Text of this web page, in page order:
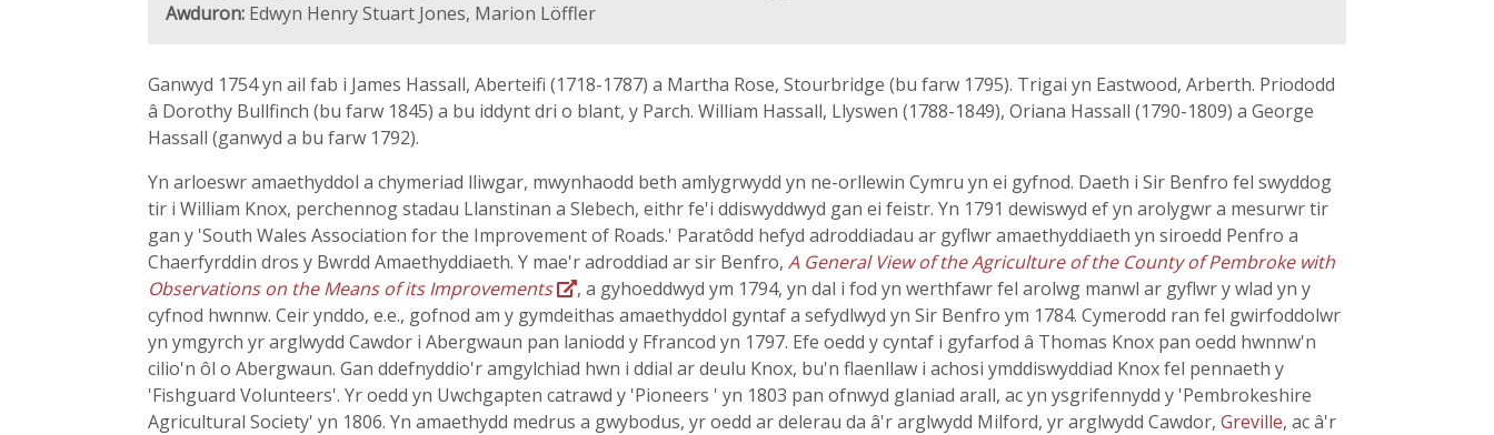
Awduron: Edwyn Henry Stuart Jones, Marion Löffler
Ganwyd 1754 yn ail fab i James Hassall, Aberteifi (1718-1787) a Martha Rose, Stourbridge (bu farw 1795). Trigai yn Eastwood, Arberth. Priododd
â Dorothy Bullfinch (bu farw 1845) a bu iddynt dri o blant, y Parch. William Hassall, Llyswen (1788-1849), Oriana Hassall (1790-1809) a George
Hassall (ganwyd a bu farw 1792).
Yn arloeswr amaethyddol a chymeriad lliwgar, mwynhaodd beth amlygrwydd yn ne-orllewin Cymru yn ei gyfnod. Daeth i Sir Benfro fel swyddog
tir i William Knox, perchennog stadau Llanstinan a Slebech, eithr fe'i ddiswyddwyd gan ei feistr. Yn 1791 dewiswyd ef yn arolygwr a mesurwr tir
gan y 'South Wales Association for the Improvement of Roads.' Paratôdd hefyd adroddiadau ar gyflwr amaethyddiaeth yn siroedd Penfro a
Chaerfyrddin dros y Bwrdd Amaethyddiaeth. Y mae'r adroddiad ar sir Benfro, A General View of the Agriculture of the County of Pembroke with
Observations on the Means of its Improvements
, a gyhoeddwyd ym 1794, yn dal i fod yn werthfawr fel arolwg manwl ar gyflwr y wlad yn y
cyfnod hwnnw. Ceir ynddo, e.e., gofnod am y gymdeithas amaethyddol gyntaf a sefydlwyd yn Sir Benfro ym 1784. Cymerodd ran fel gwirfoddolwr
yn ymgyrch yr arglwydd Cawdor i Abergwaun pan laniodd y Ffrancod yn 1797. Efe oedd y cyntaf i gyfarfod â Thomas Knox pan oedd hwnnw'n
cilio'n ôl o Abergwaun. Gan ddefnyddio'r amgylchiad hwn i ddial ar deulu Knox, bu'n flaenllaw i achosi ymddiswyddiad Knox fel pennaeth y
'Fishguard Volunteers'. Yr oedd yn Uwchgapten catrawd y 'Pioneers ' yn 1803 pan ofnwyd glaniad arall, ac yn ysgrifennydd y 'Pembrokeshire
Agricultural Society' yn 1806. Yn amaethydd medrus a gwybodus, yr oedd ar delerau da â'r arglwydd Milford, yr arglwydd Cawdor, Greville, ac â'r